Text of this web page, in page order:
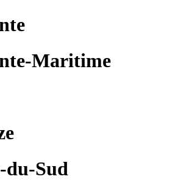
Maritime
du-Sud